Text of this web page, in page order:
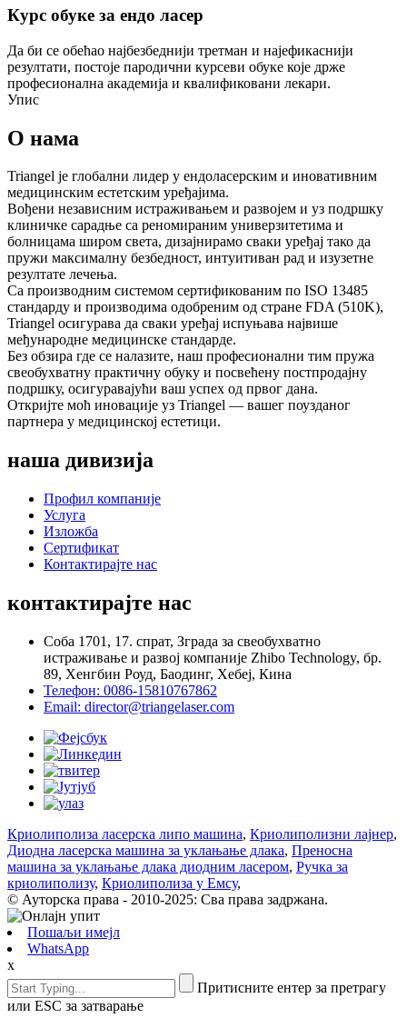
Курс обуке за ендо ласер
Да би се обећао најбезбеднији третман и најефикаснији
резултати, постоје пародични курсеви обуке које држе
професионална академија и квалификовани лекари.
Упис
О нама
Triangel је глобални лидер у ендоласерским и иновативним
медицинским естетским уређајима.
Вођени независним истраживањем и развојем и уз подршку
клиничке сарадње са реномираним универзитетима и
болницама широм света, дизајнирамо сваки уређај тако да
пружи максималну безбедност, интуитиван рад и изузетне
резултате лечења.
Са производним системом сертификованим по ISO 13485
стандарду и производима одобреним од стране FDA (510K),
Triangel осигурава да сваки уређај испуњава највише
међународне медицинске стандарде.
Без обзира где се налазите, наш професионални тим пружа
свеобухватну практичну обуку и посвећену постпродајну
подршку, осигуравајући ваш успех од првог дана.
Откријте моћ иновације уз Triangel — вашег поузданог
партнера у медицинској естетици.
наша дивизија
Профил компаније
Услуга
Изложба
Сертификат
Контактирајте нас
контактирајте нас
Соба 1701, 17. спрат, Зграда за свеобухватно
истраживање и развој компаније Zhibo Technology, бр.
89, Хенгбин Роуд, Баодинг, Хебеј, Кина
Телефон: 0086-15810767862
Email: director@triangelaser.com
Криолиполиза ласерска липо машина, Криолиполизни лајнер,
Диодна ласерска машина за уклањање длака, Преносна
машина за уклањање длака диодним ласером, Ручка за
криолиполизу, Криолиполиза у Емсу,
© Ауторска права - 2010-2025: Сва права задржана.
Пошаљи имејл
WhatsApp
x
Притисните ентер за претрагу
или ESC за затварање